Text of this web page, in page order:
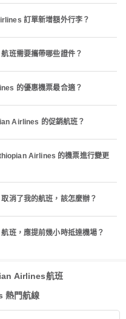
訂單新增額外行李？
班需要攜帶哪些證件？
的優惠機票最合適？
Airlines 的促銷航班？
Airlines 的機票進行變更
消了我的航班，該怎麼辦？
班，應提前幾小時抵達機場？
Airlines航班
熱門航線